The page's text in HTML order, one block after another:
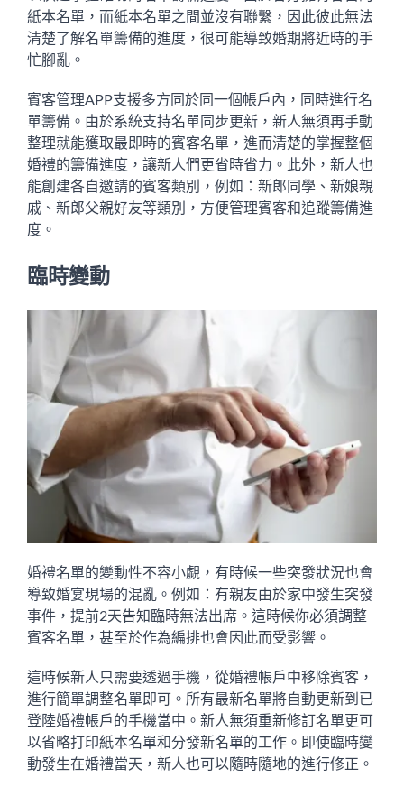
紙本名單，而紙本名單之間並沒有聯繫，因此彼此無法
清楚了解名單籌備的進度，很可能導致婚期將近時的手
忙腳亂。
賓客管理APP支援多方同於同一個帳戶內，同時進行名
單籌備。由於系統支持名單同步更新，新人無須再手動
整理就能獲取最即時的賓客名單，進而清楚的掌握整個
婚禮的籌備進度，讓新人們更省時省力。此外，新人也
能創建各自邀請的賓客類別，例如：新郎同學、新娘親
戚、新郎父親好友等類別，方便管理賓客和追蹤籌備進
度。
臨時變動
婚禮名單的變動性不容小覷，有時候一些突發狀況也會
導致婚宴現場的混亂。例如：有親友由於家中發生突發
事件，提前2天告知臨時無法出席。這時候你必須調整
賓客名單，甚至於作為編排也會因此而受影響。
這時候新人只需要透過手機，從婚禮帳戶中移除賓客，
進行簡單調整名單即可。所有最新名單將自動更新到已
登陸婚禮帳戶的手機當中。新人無須重新修訂名單更可
以省略打印紙本名單和分發新名單的工作。即使臨時變
動發生在婚禮當天，新人也可以隨時隨地的進行修正。